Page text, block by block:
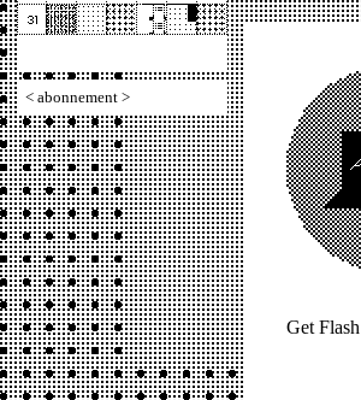
< abonnement >
Get Flash